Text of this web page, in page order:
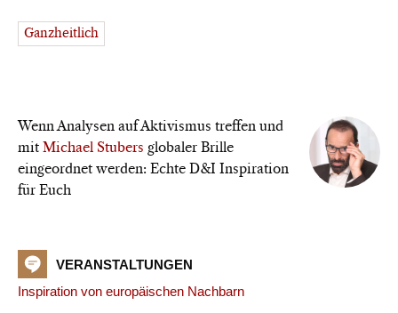
Ganzheitlich
Wenn Analysen auf Aktivismus treffen und
mit Michael Stubers globaler Brille
eingeordnet werden: Echte D&I Inspiration
für Euch
VERANSTALTUNGEN
Inspiration von europäischen Nachbarn